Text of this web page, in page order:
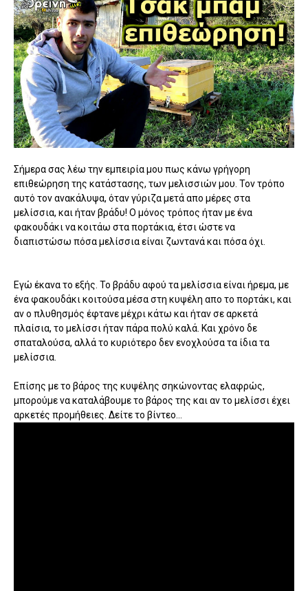
Σήμερα σας λέω την εμπειρία μου πως κάνω γρήγορη
επιθεώρηση της κατάστασης, των μελισσιών μου. Τον τρόπο
αυτό τον ανακάλυψα, όταν γύριζα μετά απο μέρες στα
μελίσσια, και ήταν βράδυ! Ο μόνος τρόπος ήταν με ένα
φακουδάκι να κοιτάω στα πορτάκια, έτσι ώστε να
διαπιστώσω πόσα μελίσσια είναι ζωντανά και πόσα όχι.
Εγώ έκανα το εξής. Το βράδυ αφού τα μελίσσια είναι ήρεμα, με
ένα φακουδάκι κοιτούσα μέσα στη κυψέλη απο το πορτάκι, και
αν ο πλυθησμός έφτανε μέχρι κάτω και ήταν σε αρκετά
πλαίσια, το μελίσσι ήταν πάρα πολύ καλά. Και χρόνο δε
σπαταλούσα, αλλά το κυριότερο δεν ενοχλούσα τα ίδια τα
μελίσσια.
Επίσης με το βάρος της κυψέλης σηκώνοντας ελαφρώς,
μπορούμε να καταλάβουμε το βάρος της και αν το μελίσσι έχει
αρκετές προμήθειες. Δείτε το βίντεο...